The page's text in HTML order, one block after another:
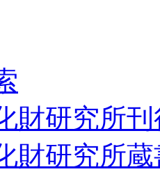
財研究所
財研究所